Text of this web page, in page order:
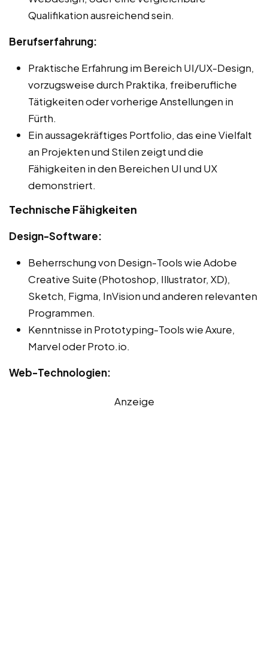
Qualifikation ausreichend sein.
Berufserfahrung:
Praktische Erfahrung im Bereich UI/UX-Design,
vorzugsweise durch Praktika, freiberufliche
Tätigkeiten oder vorherige Anstellungen in
Fürth.
Ein aussagekräftiges Portfolio, das eine Vielfalt
an Projekten und Stilen zeigt und die
Fähigkeiten in den Bereichen UI und UX
demonstriert.
Technische Fähigkeiten
Design-Software:
Beherrschung von Design-Tools wie Adobe
Creative Suite (Photoshop, Illustrator, XD),
Sketch, Figma, InVision und anderen relevanten
Programmen.
Kenntnisse in Prototyping-Tools wie Axure,
Marvel oder Proto.io.
Web-Technologien:
Anzeige